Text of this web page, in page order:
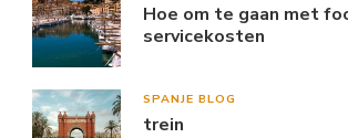
Hoe om te gaan met
servicekosten
SPANJE BLOG
trein